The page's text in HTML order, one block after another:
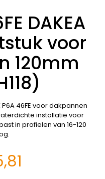
DAKEA
voor
120mm
46FE voor dakpannen
installatie voor
in profielen van 16-120